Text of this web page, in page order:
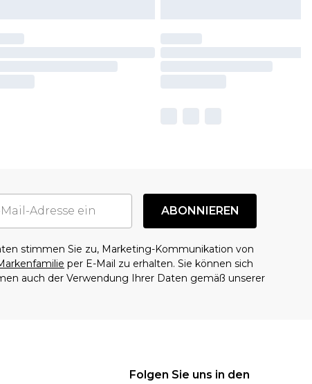
ABONNIEREN
stimmen Sie zu, Marketing-Kommunikation von
per E-Mail zu erhalten. Sie können sich
auch der Verwendung Ihrer Daten gemäß unserer
Folgen Sie uns in den